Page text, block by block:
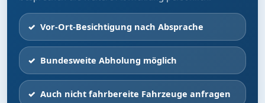
Vor-Ort-Besichtigung nach Absprache
Bundesweite Abholung möglich
Auch nicht fahrbereite Fahrzeuge anfragen